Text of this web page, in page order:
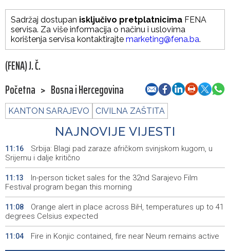
Sadržaj dostupan isključivo pretplatnicima FENA
servisa. Za više informacija o načinu i uslovima
korištenja servisa kontaktirajte marketing@fena.ba.
(FENA) J. Č.
Početna > Bosna i Hercegovina
KANTON SARAJEVO CIVILNA ZAŠTITA
NAJNOVIJE VIJESTI
11:16
Srbija: Blagi pad zaraze afričkom svinjskom kugom, u
Srijemu i dalje kritično
11:13
In-person ticket sales for the 32nd Sarajevo Film
Festival program began this morning
11:08
Orange alert in place across BiH, temperatures up to 41
degrees Celsius expected
11:04 Fire in Konjic contained, fire near Neum remains active